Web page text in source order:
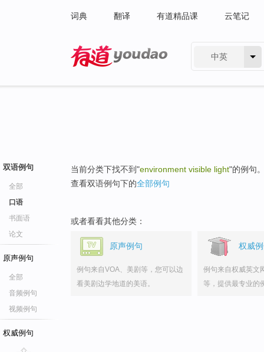
词典 翻译 有道精品课 云笔记
中英
双语例句
全部
口语
书面语
论文
原声例句
全部
音频例句
视频例句
权威例句
当前分类下找不到"environment visible light"的例句
查看双语例句下的全部例句
或者看看其他分类：
原声例句
例句来自VOA、美剧等，您可以边
看美剧边学地道的美语。
权威
例句来自权威英文
等，提供最专业的